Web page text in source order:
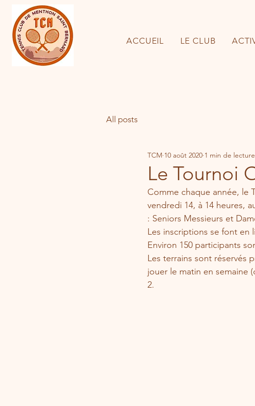
ACCUEIL LE CLUB
All posts
Le Tournoi
TCM 10 août 2020 1 min de lecture
Comme chaque année, le
vendredi 14, à 14 heures,
: Seniors Messieurs et
Les inscriptions se font en
Environ 150 participants
Les terrains sont réservés
jouer le matin en semaine
2.